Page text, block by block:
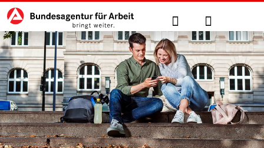
zu den Hauptinhalten springen
Hauptnavigation Suche Anmelden